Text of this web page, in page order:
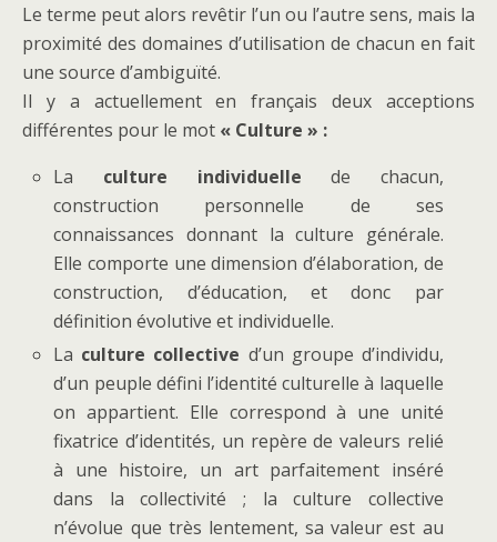
Le terme peut alors revêtir l’un ou l’autre sens, mais la
proximité des domaines d’utilisation de chacun en fait
une source d’ambiguïté.
Il y a actuellement en français deux acceptions
différentes pour le mot « Culture » :
La culture individuelle de chacun,
construction personnelle de ses
connaissances donnant la culture générale.
Elle comporte une dimension d’élaboration, de
construction, d’éducation, et donc par
définition évolutive et individuelle.
La culture collective d’un groupe d’individu,
d’un peuple défini l’identité culturelle à laquelle
on appartient. Elle correspond à une unité
fixatrice d’identités, un repère de valeurs relié
à une histoire, un art parfaitement inséré
dans la collectivité ; la culture collective
n’évolue que très lentement, sa valeur est au